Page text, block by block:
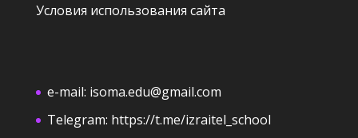
Условия использования сайта
e-mail: isoma.edu@gmail.com
Telegram: https://t.me/izraitel_school